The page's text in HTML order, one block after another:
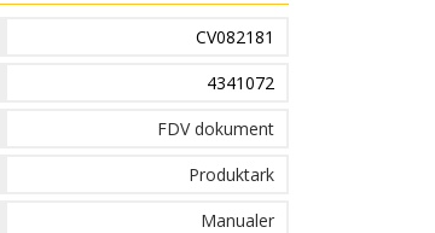
CV082181
4341072
FDV dokument
Produktark
Manualer